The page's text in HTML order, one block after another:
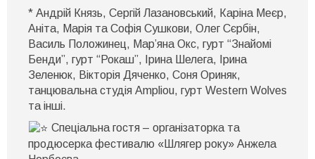
* Андрій Князь, Сергій Лазановський, Каріна Меєр,
Анiта, Марiя та Софія Сушкови, Олег Сєрбін,
Василь Положинец, Мар’яна Окс, гурт “Знайомі
Бенди”, гурт “Рокаш”, Ірина Шелега, Ірина
Зеленюк, Вікторія Дяченко, Соня Ориняк,
танцювальна студія Ampliou, гурт Western Wolves
та інші.
Спеціальна гостя – організаторка та
продюсерка фестивалю «Шлягер року» Анжела